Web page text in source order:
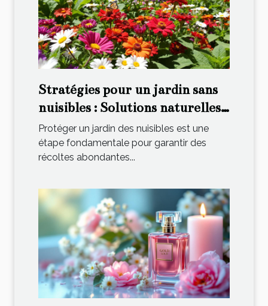
Stratégies pour un jardin sans
nuisibles : Solutions naturelles
et pratiques
Protéger un jardin des nuisibles est une
étape fondamentale pour garantir des
récoltes abondantes...